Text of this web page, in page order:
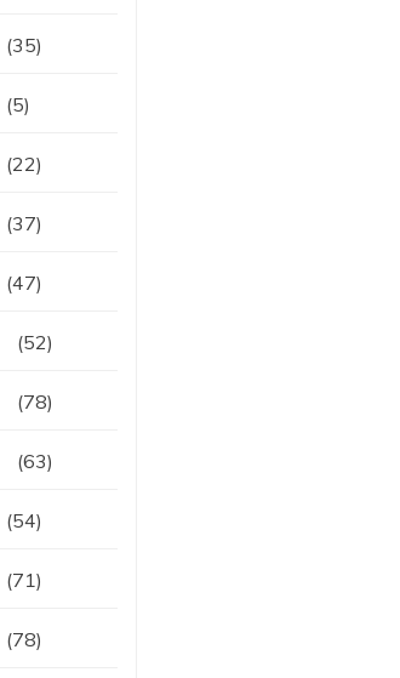
(35)
(5)
(22)
(37)
(47)
(52)
(78)
(63)
(54)
(71)
(78)